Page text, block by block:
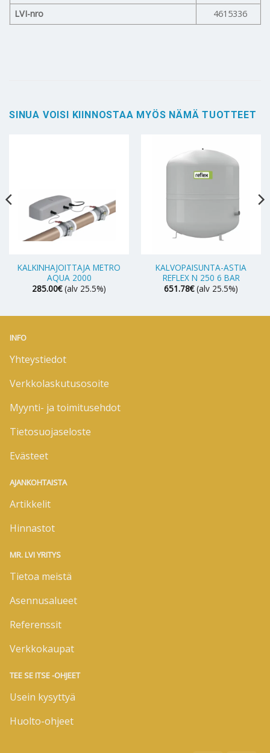
LVI-nro
4615336
SINUA VOISI KIINNOSTAA MYÖS NÄMÄ TUOTTEET
KALKINHAJOITTAJA METRO
AQUA 2000
285.00€ (alv 25.5%)
KALVOPAISUNTA-ASTIA
REFLEX N 250 6 BAR
651.78€ (alv 25.5%)
INFO
Yhteystiedot
Verkkolaskutusosoite
Myynti- ja toimitusehdot
Tietosuojaseloste
Evästeet
AJANKOHTAISTA
Artikkelit
Hinnastot
MR. LVI YRITYS
Tietoa meistä
Asennusalueet
Referenssit
Verkkokaupat
TEE SE ITSE -OHJEET
Usein kysyttyä
Huolto-ohjeet